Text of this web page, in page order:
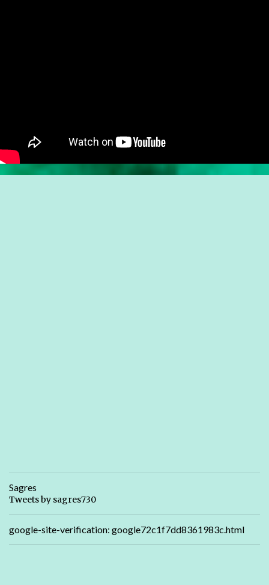
Sagres
Tweets by sagres730
google-site-verification: google72c1f7dd8361983c.html